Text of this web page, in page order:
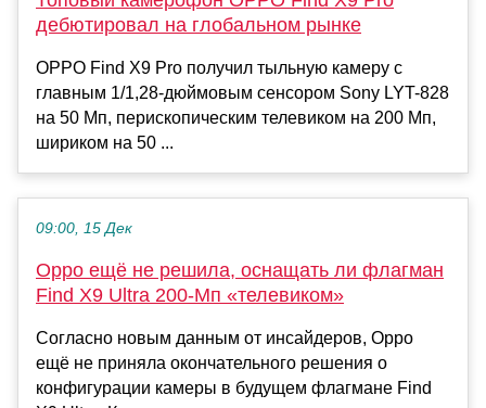
дебютировал на глобальном рынке
OPPO Find X9 Pro получил тыльную камеру с
главным 1/1,28-дюймовым сенсором Sony LYT-828
на 50 Мп, перископическим телевиком на 200 Мп,
шириком на 50 ...
09:00, 15 Дек
Oppo ещё не решила, оснащать ли флагман
Find X9 Ultra 200-Мп «телевиком»
Согласно новым данным от инсайдеров, Oppo
ещё не приняла окончательного решения о
конфигурации камеры в будущем флагмане Find